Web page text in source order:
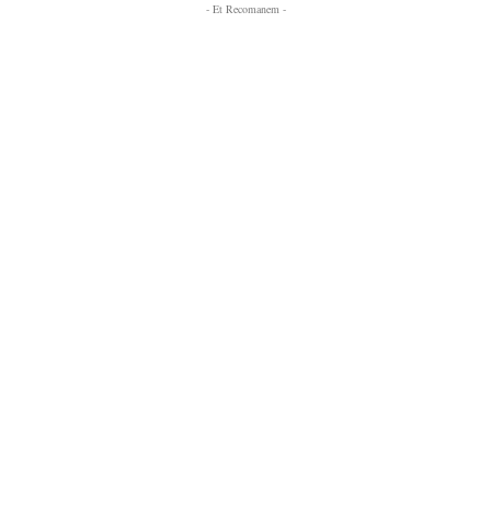
- Et Recomanem -